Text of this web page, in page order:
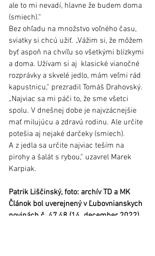
ale to mi nevadí, hlavne že budem doma
(smiech).“
Bez ohľadu na množstvo voľného času,
sviatky si chcú užiť. „Vážim si, že môžem
byť aspoň na chvíľu so všetkými blízkymi
a doma. Užívam si aj  klasické vianočné
rozprávky a skvelé jedlo, mám veľmi rád
kapustnicu,“ prezradil Tomáš Drahovský.
„Najviac sa mi páči to, že sme všetci
spolu. V dnešnej dobe je najvzácnejšie
mať milujúcu a zdravú rodinu. Ale určite
potešia aj nejaké darčeky (smiech).
A z jedla sa určite najviac teším na
pirohy a šalát s rybou,“ uzavrel Marek
Karpiak.
Patrik Liščinský, foto: archív TD a MK
Článok bol uverejnený v Ľubovnianskych
novinách č. 47,48 (14. december 2022)